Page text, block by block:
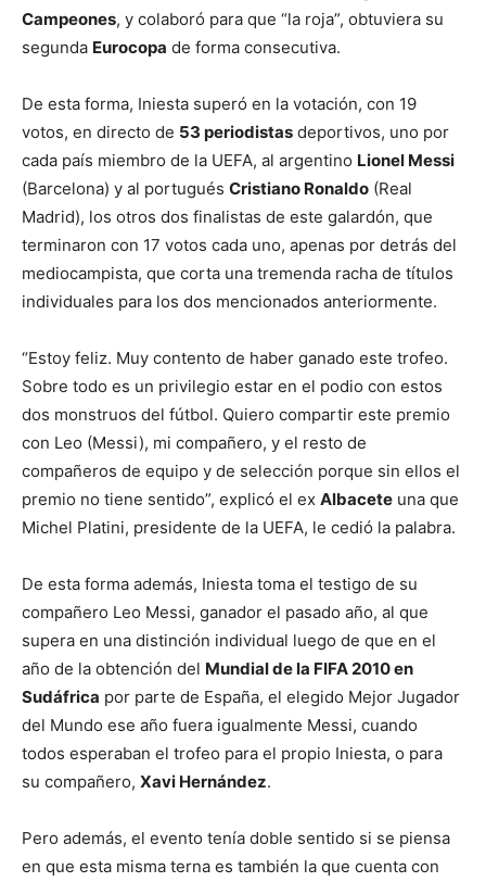
Campeones, y colaboró para que “la roja”, obtuviera su
segunda Eurocopa de forma consecutiva.
De esta forma, Iniesta superó en la votación, con 19
votos, en directo de 53 periodistas deportivos, uno por
cada país miembro de la UEFA, al argentino Lionel Messi
(Barcelona) y al portugués Cristiano Ronaldo (Real
Madrid), los otros dos finalistas de este galardón, que
terminaron con 17 votos cada uno, apenas por detrás del
mediocampista, que corta una tremenda racha de títulos
individuales para los dos mencionados anteriormente.
“Estoy feliz. Muy contento de haber ganado este trofeo.
Sobre todo es un privilegio estar en el podio con estos
dos monstruos del fútbol. Quiero compartir este premio
con Leo (Messi), mi compañero, y el resto de
compañeros de equipo y de selección porque sin ellos el
premio no tiene sentido”, explicó el ex Albacete una que
Michel Platini, presidente de la UEFA, le cedió la palabra.
De esta forma además, Iniesta toma el testigo de su
compañero Leo Messi, ganador el pasado año, al que
supera en una distinción individual luego de que en el
año de la obtención del Mundial de la FIFA 2010 en
Sudáfrica por parte de España, el elegido Mejor Jugador
del Mundo ese año fuera igualmente Messi, cuando
todos esperaban el trofeo para el propio Iniesta, o para
su compañero, Xavi Hernández.
Pero además, el evento tenía doble sentido si se piensa
en que esta misma terna es también la que cuenta con